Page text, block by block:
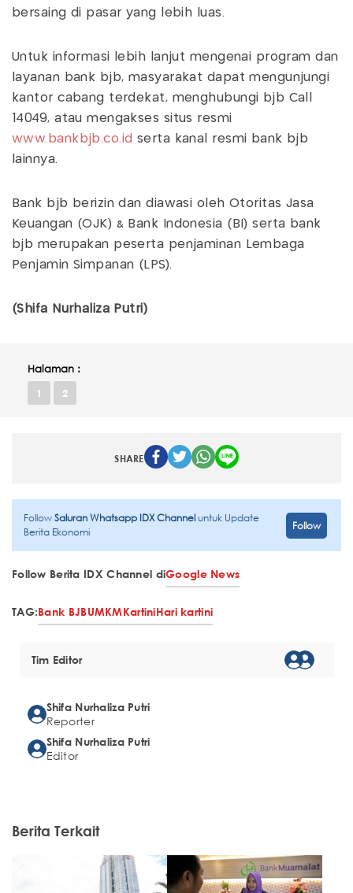
bersaing di pasar yang lebih luas.
Untuk informasi lebih lanjut mengenai program dan
layanan bank bjb, masyarakat dapat mengunjungi
kantor cabang terdekat, menghubungi bjb Call
14049, atau mengakses situs resmi
www.bankbjb.co.id serta kanal resmi bank bjb
lainnya.
Bank bjb berizin dan diawasi oleh Otoritas Jasa
Keuangan (OJK) & Bank Indonesia (BI) serta bank
bjb merupakan peserta penjaminan Lembaga
Penjamin Simpanan (LPS).
(Shifa Nurhaliza Putri)
Halaman :
1 2
SHARE
FollowSaluran Whatsapp IDX Channeluntuk Update
Berita Ekonomi
Follow
Follow Berita IDX Channel diGoogle News
TAG:Bank BJBUMKMKartiniHari kartini
Tim Editor
Shifa Nurhaliza Putri
Reporter
Shifa Nurhaliza Putri
Editor
Berita Terkait